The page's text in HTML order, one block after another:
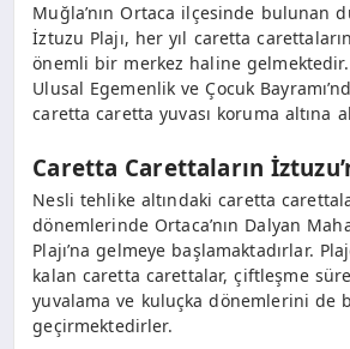
Muğla’nın Ortaca ilçesinde bulunan
İztuzu Plajı, her yıl caretta
önemli bir merkez haline
Ulusal Egemenlik ve Çocuk
caretta caretta yuvası koruma altına
Caretta Carettaların
Nesli tehlike altındaki caretta
dönemlerinde Ortaca’nın Dalyan
Plajı’na gelmeye başlamaktadırlar.
kalan caretta carettalar, çiftleşme
yuvalama ve kuluçka dönemlerini de
geçirmektedirler.